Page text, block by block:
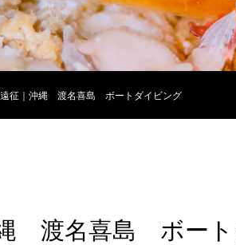
征｜沖縄 渡名喜島 ボートダイビング
渡名喜島 ボート